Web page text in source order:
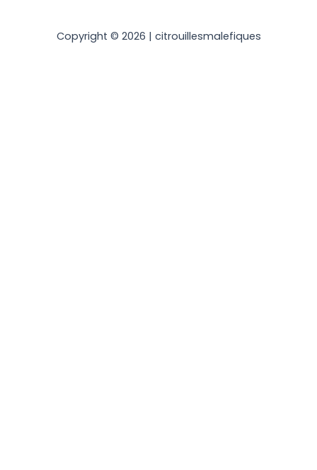
Copyright © 2026 | citrouillesmalefiques